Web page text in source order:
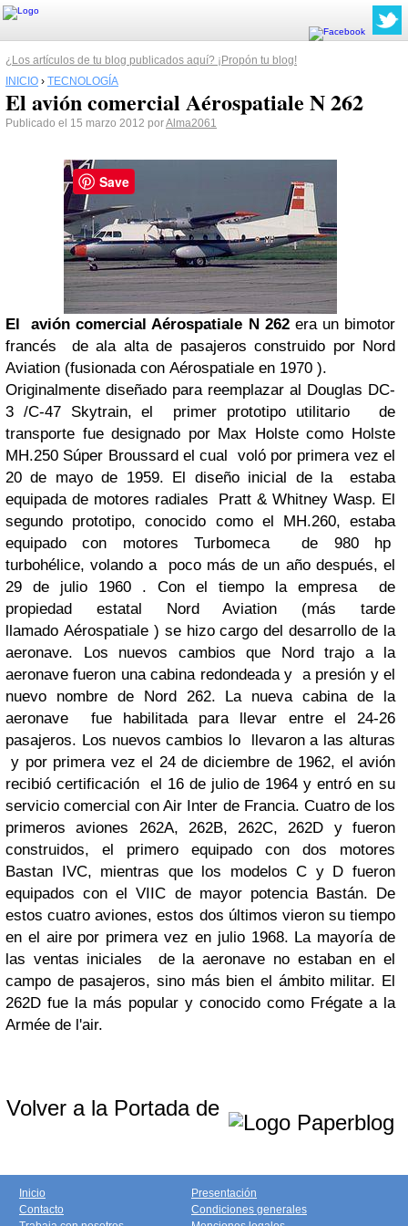
¿Los artículos de tu blog publicados aquí? ¡Propón tu blog!
INICIO › TECNOLOGÍA
El avión comercial Aérospatiale N 262
Publicado el 15 marzo 2012 porAlma2061
El avión comercial Aérospatiale N 262era un bimotor
francés de ala alta de pasajeros construido por Nord
Aviation (fusionada con Aérospatiale en 1970 ).
Originalmente diseñado para reemplazar al Douglas DC-
3 /C-47 Skytrain, el primer prototipo utilitario de
transporte fue designado por Max Holste como Holste
MH.250 Súper Broussard el cual voló por primera vez el
20 de mayo de 1959. El diseño inicial de la estaba
equipada de motores radiales Pratt & Whitney Wasp. El
segundo prototipo, conocido como el MH.260, estaba
equipado con motores Turbomeca de 980 hp
turbohélice, volando a poco más de un año después, el
29 de julio 1960 .
Con el tiempo la empresa de
propiedad estatal Nord Aviation (más tarde
llamado Aérospatiale ) se hizo cargo del desarrollo de la
aeronave. Los nuevos cambios que Nord trajo a la
aeronave fueron una cabina redondeada y a presión y el
nuevo nombre de Nord 262. La nueva cabina de la
aeronave fue habilitada para llevar entre el 24-26
pasajeros. Los nuevos cambios lo llevaron a las alturas
y por primera vez el 24 de diciembre de 1962, el avión
recibió certificación el 16 de julio de 1964 y entró en su
servicio comercial con Air Inter de Francia. Cuatro de los
primeros aviones 262A, 262B, 262C, 262D y fueron
construidos, el primero equipado con dos motores
Bastan IVC, mientras que los modelos C y D fueron
equipados con el VIIC de mayor potencia Bastán. De
estos cuatro aviones, estos dos últimos vieron su tiempo
en el aire por primera vez en julio 1968. La mayoría de
las ventas iniciales de la aeronave no estaban en el
campo de pasajeros, sino más bien el ámbito militar. El
262D fue la más popular y conocido como Frégate a la
Armée de l'air.
Volver a la Portada de
Inicio
Contacto
Presentación
Condiciones generales
Save